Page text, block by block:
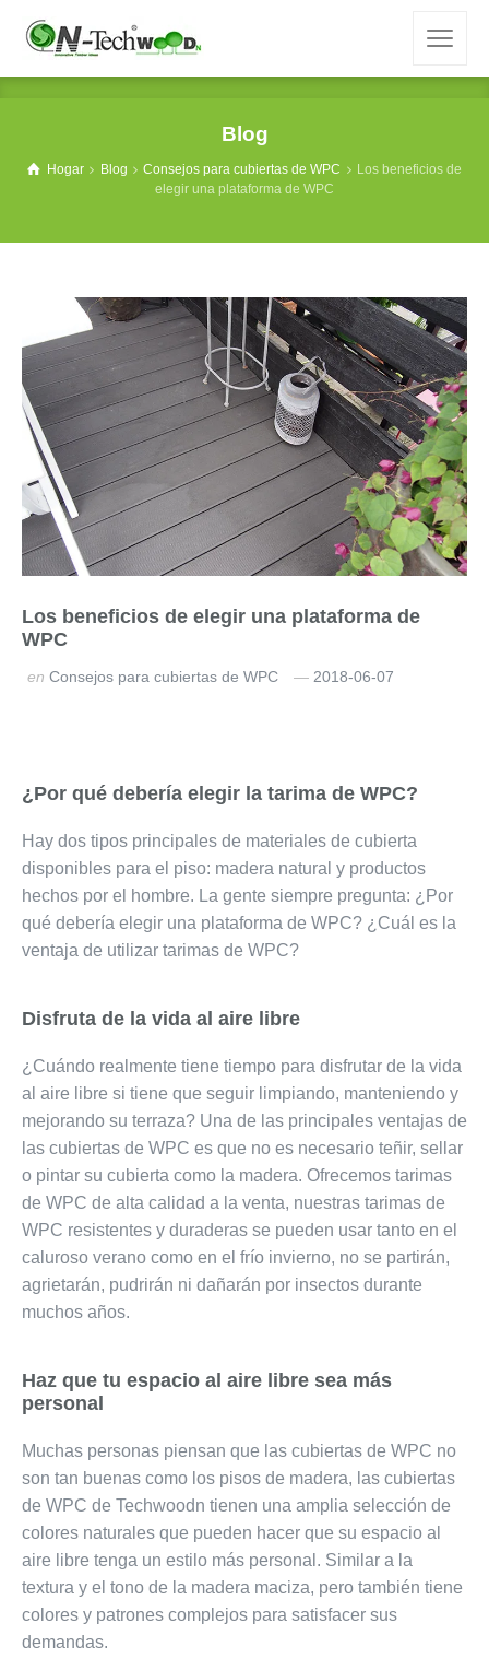
Blog
Hogar Blog Consejos para cubiertas de WPC
Los beneficios de
elegir una plataforma de WPC
Los beneficios de elegir una plataforma de
WPC
en Consejos para cubiertas de WPC 2018-06-07
¿Por qué debería elegir la tarima de WPC?
Hay dos tipos principales de materiales de cubierta
disponibles para el piso: madera natural y productos
hechos por el hombre. La gente siempre pregunta: ¿Por
qué debería elegir una plataforma de WPC? ¿Cuál es la
ventaja de utilizar tarimas de WPC?
Disfruta de la vida al aire libre
¿Cuándo realmente tiene tiempo para disfrutar de la vida
al aire libre si tiene que seguir limpiando, manteniendo y
mejorando su terraza? Una de las principales ventajas de
las cubiertas de WPC es que no es necesario teñir, sellar
o pintar su cubierta como la madera. Ofrecemos tarimas
de WPC de alta calidad a la venta, nuestras tarimas de
WPC resistentes y duraderas se pueden usar tanto en el
caluroso verano como en el frío invierno, no se partirán,
agrietarán, pudrirán ni dañarán por insectos durante
muchos años.
Haz que tu espacio al aire libre sea más
personal
Muchas personas piensan que las cubiertas de WPC no
son tan buenas como los pisos de madera, las cubiertas
de WPC de Techwoodn tienen una amplia selección de
colores naturales que pueden hacer que su espacio al
aire libre tenga un estilo más personal. Similar a la
textura y el tono de la madera maciza, pero también tiene
colores y patrones complejos para satisfacer sus
demandas.